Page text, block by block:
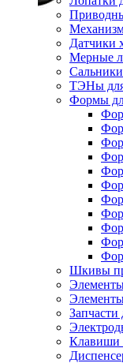
Датчики
Мерные
Сальники
ТЭНы для
Формы
Шкивы
Запчасти
Клавиши